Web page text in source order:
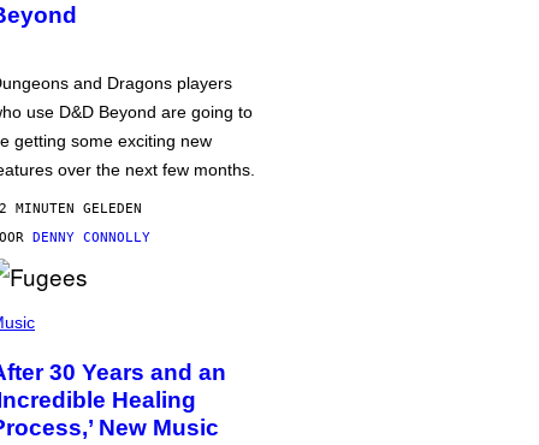
and Dragons players
use D&D Beyond are going to
getting some exciting new
over the next few months.
MINUTEN GELEDEN
DENNY CONNOLLY
30 Years and an
Healing
New Music